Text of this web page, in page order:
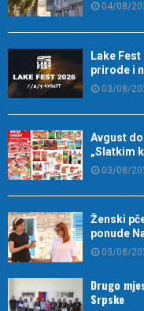
04/08/
Lake
prirode i
03/08/
Avgust
„Slatkim
03/08/
Ženski
ponude
03/08/
Drugo
Srpske